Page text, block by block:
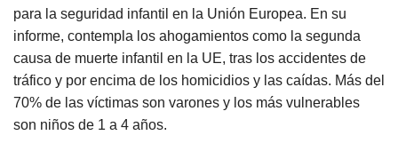
para la seguridad infantil en la Unión Europea. En su
informe, contempla los ahogamientos como la segunda
causa de muerte infantil en la UE, tras los accidentes de
tráfico y por encima de los homicidios y las caídas. Más del
70% de las víctimas son varones y los más vulnerables
son niños de 1 a 4 años.